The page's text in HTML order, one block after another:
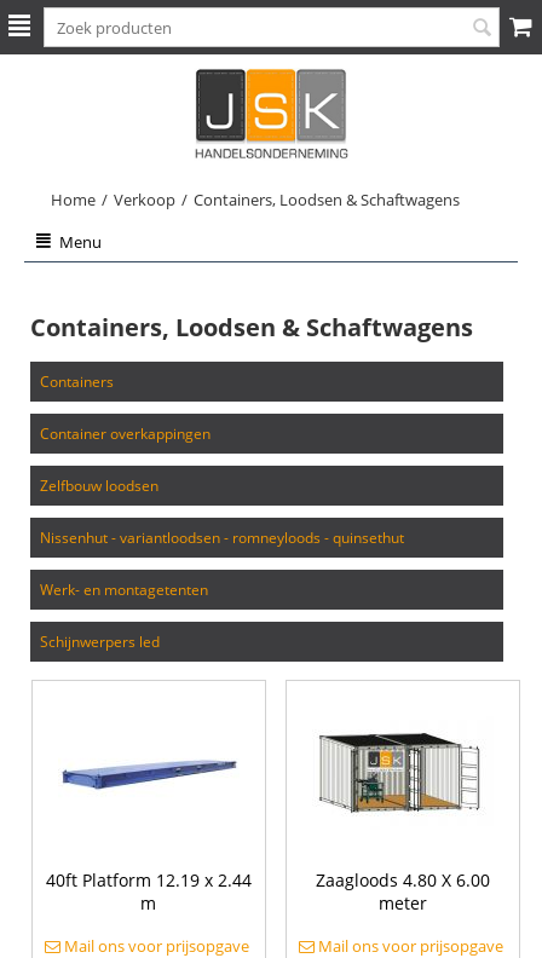
Home / Verkoop / Containers, Loodsen & Schaftwagens
Menu
Containers, Loodsen & Schaftwagens
containers
container overkappingen
zelfbouw loodsen
nissenhut - variantloodsen - romneyloods - quinsethut
werk- en montagetenten
schijnwerpers led
40ft Platform 12.19 x 2.44
m
Mail ons voor prijsopgave
Zaagloods 4.80 X 6.00
meter
Mail ons voor prijsopgave